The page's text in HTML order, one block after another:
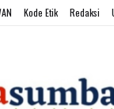
Kode Etik Redaksi